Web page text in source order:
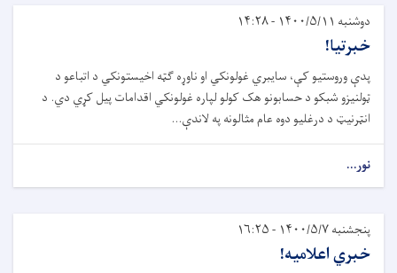
دوشنبه ۱۴۰۰/۵/۱۱ - ۱۴:۲۸
خبرتیا!
پدې وروستیو کې، سایبري غولونکي او ناوړه ګټه اخیستونکي د اتباعو د
ټولنیزو شبکو د حسابونو هک کولو لپاره غولونکي اقدامات پیل کړي دي. د
انټرنیټ د درغلیو دوه عام مثالونه په لاندې...
نور...
پنجشنبه ۱۴۰۰/۵/۷ - ۱۶:۲۵
خبري اعلامیه!